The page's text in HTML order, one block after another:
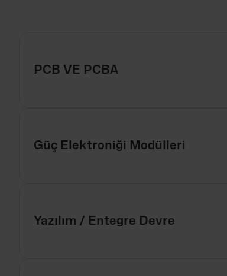
PCB VE PCBA
Güç Elektroniği Modülleri
Yazılım / Entegre Devre